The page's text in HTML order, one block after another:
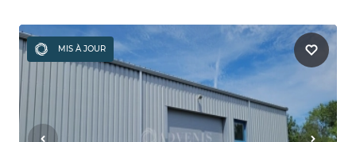
MIS À JOUR